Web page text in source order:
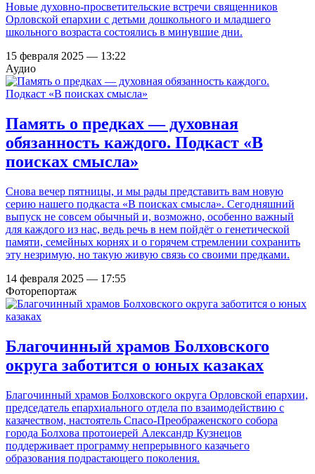
Новые духовно-просветительские встречи священников
Орловской епархии с детьми дошкольного и младшего
школьного возраста состоялись в минувшие дни.
15 февраля 2025 — 13:22
Аудио
Память о предках — духовная
обязанность каждого. Подкаст «В
поисках смысла»
Снова вечер пятницы, и мы рады представить вам новую
серию нашего подкаста «В поисках смысла». Сегодняшний
выпуск не совсем обычный и, возможно, особенно важный
для каждого из нас, ведь речь в нем пойдёт о генетической
памяти, семейных корнях и о горячем стремлении сохранить
эту незримую, но такую живую связь со своими предками.
14 февраля 2025 — 17:55
Фоторепортаж
Благочинный храмов Болховского
округа заботится о юных казаках
Благочинный храмов Болховского округа Орловской епархии,
председатель епархиального отдела по взаимодействию с
казачеством, настоятель Спасо-Преображенского собора
города Болхова протоиерей Александр Кузнецов
поддерживает программу непрерывного казачьего
образования подрастающего поколения.